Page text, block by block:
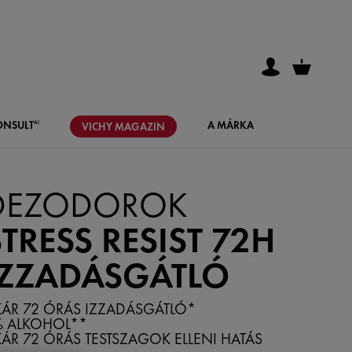
AI VICHYMAGAZIN A MÁRKA
RESIST 72H
72 ÓRÁS IZZADÁSGÁTLÓ*
ALKOHOL**
72 ÓRÁS TESTSZAGOK ELLENI HATÁS